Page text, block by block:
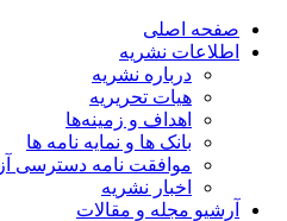
صفحه اصلی
اطلاعات نشریه
درباره نشریه
هیات تحریریه
اهداف و زمینه‌ها
بانک ها و نمایه نامه ها
موافقت نامه دسترسی آزاد
اخبار نشریه
آرشیو مجله و مقالات